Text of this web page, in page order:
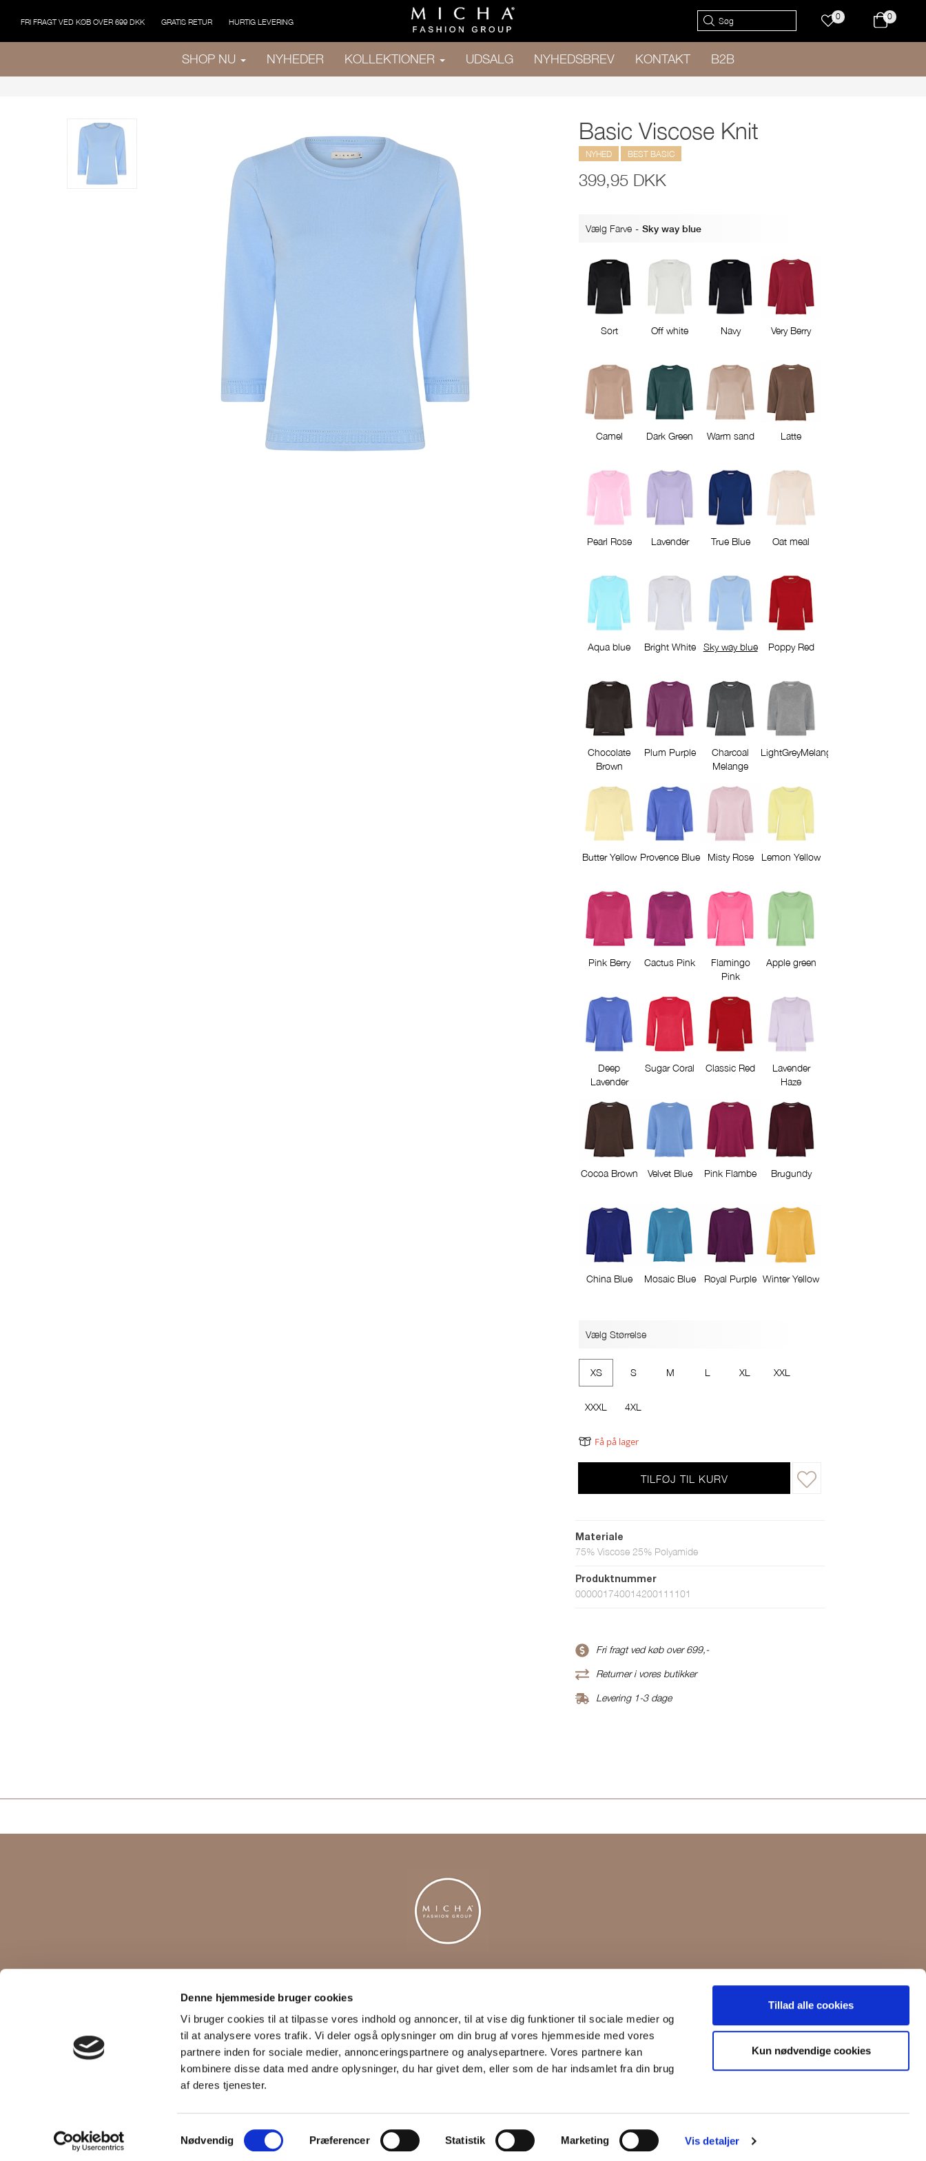
Denne hjemmeside bruger cookies
Vi bruger cookies til at tilpasse vores indhold og annoncer, til at vise dig funktioner til sociale medier og
til at analysere vores trafik. Vi deler også oplysninger om din brug af vores hjemmeside med vores
partnere inden for sociale medier, annonceringspartnere og analysepartnere. Vores partnere kan
kombinere disse data med andre oplysninger, du har givet dem, eller som de har indsamlet fra din brug
af deres tjenester.
Samtykkevalg
Nødvendig Præferencer Statistik Marketing Vis detaljer
Tillad alle cookies
Kun nødvendige cookies
FRI FRAGT VED KØB OVER 699 DKK GRATIS RETUR HURTIG LEVERING 0 0
SHOP NU NYHEDER KOLLEKTIONER UDSALG NYHEDSBREV KONTAKT B2B
Basic Viscose Knit
NYHED BEST BASIC
399,95 DKK
Vælg Farve - Sky way blue
Sort Off white Navy Very Berry
Camel Dark Green Warm sand Latte
Pearl Rose Lavender True Blue Oat meal
Aqua blue Bright White Sky way blue Poppy Red
Chocolate
Brown
Plum Purple
Charcoal
Melange
LightGreyMelange
Butter Yellow Provence Blue Misty Rose Lemon Yellow
Pink Berry Cactus Pink
Flamingo
Pink
Apple green
Deep
Lavender
Sugar Coral Classic Red
Lavender
Haze
Cocoa Brown Velvet Blue Pink Flambe Brugundy
China Blue Mosaic Blue Royal Purple Winter Yellow
Vælg Størrelse
XS S M L XL XXL
XXXL 4XL
Få på lager
TILFØJ TIL KURV
Materiale
75% Viscose 25% Polyamide
Produktnummer
000001740014200111101
Fri fragt ved køb over 699,-
Returner i vores butikker
Levering 1-3 dage
Størrelsesguide
Vores butikker
Handelsbetingelser
Cookiepolitik
Privatlivspolitik
Privatkunde Tlf. 96 29 43
30
Erhvervskunder Tlf. 96 29
43 00
Facebook
Instagram
Facebook
©2026 www.michagroup.com, made with easyday